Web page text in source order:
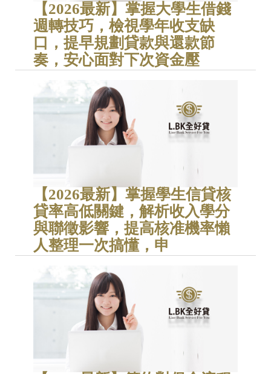
【2026最新】掌握大學生借錢
週轉技巧，檢視學年收支缺
口，提早規劃貸款與還款節
奏，安心面對下次資金壓
【2026最新】掌握學生信貸核
貸率高低關鍵，解析收入學分
與聯徵影響，提高核准機率懶
人整理一次搞懂，申